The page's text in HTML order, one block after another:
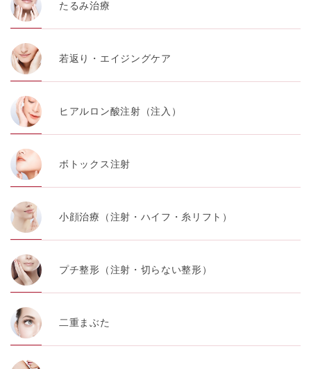
代表電話番号03-6459-0169
【取得する情報】に規定されている取得情報
②共同して利用する者の範囲
【基本理念】に規定するTCBグループ
③共同利用する者の利用目的
【利用目的】の達成のため
【外部委託について】
TCBグループは、【利用目的】の達成に必要な範囲内に
おいて、取得情報の取扱いの全部または一部を外部の業
いを委託する場合、委託先との間で、個人情報の保護に
関する取り決めを行い、契約にあたっては取得情報が適
正に管理されるよう確保します。
【第三者提供について】
TCBグループは、個人情報保護法その他の法令により認
められる場合を除き、患者様の同意なしに、取得情報を
委託先以外の第三者に開示・提供することはありませ
ん。
たるみ治療
若返り・エイジングケア
ヒアルロン酸注射（注入）
ボトックス注射
小顔治療（注射・ハイフ・糸リフト）
プチ整形（注射・切らない整形）
二重まぶた